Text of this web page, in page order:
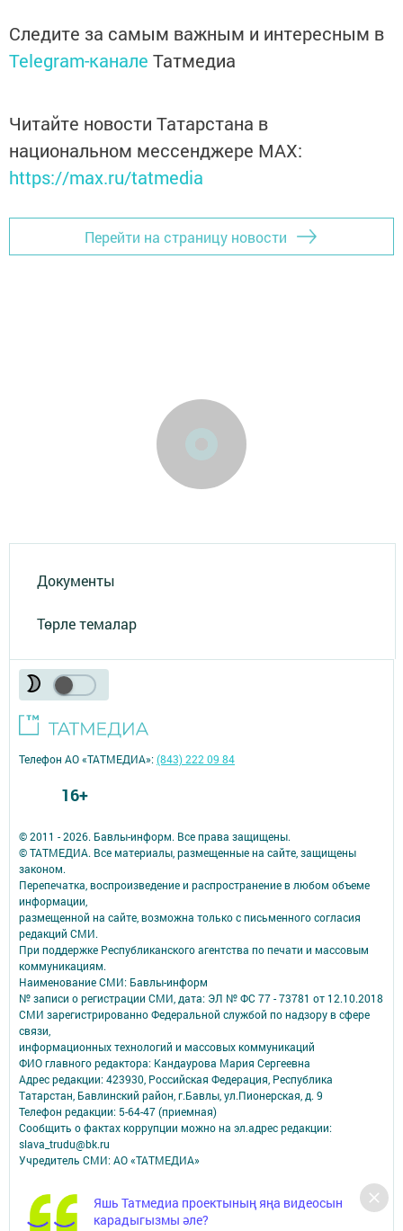
Следите за самым важным и интересным в
Telegram-канале Татмедиа
Читайте новости Татарстана в
национальном мессенджере MАХ:
https://max.ru/tatmedia
Перейти на страницу новости
Документы
Төрле темалар
Яшь Татмедиа проектының яңа видеосын
карадыгызмы әле?
© 2011 - 2026. Бавлы-информ. Все права защищены.
© ТАТМЕДИА. Все материалы, размещенные на сайте, защищены
законом.
Перепечатка, воспроизведение и распространение в любом объеме
информации,
размещенной на сайте, возможна только с письменного согласия
редакций СМИ.
При поддержке Республиканского агентства по печати и массовым
коммуникациям.
Наименование СМИ: Бавлы-информ
№ записи о регистрации СМИ, дата: ЭЛ № ФС 77 - 73781 от 12.10.2018
СМИ зарегистрированно Федеральной службой по надзору в сфере
связи,
информационных технологий и массовых коммуникаций
ФИО главного редактора: Кандаурова Мария Сергеевна
Адрес редакции: 423930, Российская Федерация, Республика
Татарстан, Бавлинский район, г.Бавлы, ул.Пионерская, д. 9
Телефон редакции: 5-64-47 (приемная)
Сообщить о фактах коррупции можно на эл.адрес редакции:
slava_trudu@bk.ru
Учредитель СМИ: АО «ТАТМЕДИА»
Антикоррупционная политика
АО «ТАТМЕДИА» использует «cookie»для персонализации сервисов и
удобства пользователей сайтом.
Телефон АО «ТАТМЕДИА»:(843) 222 09 84
16+